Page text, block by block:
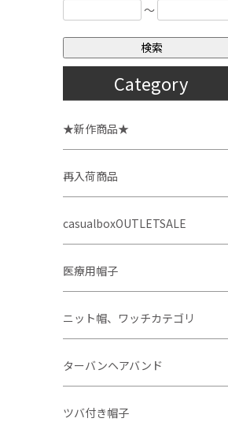
～
検索
Category
★新作商品★
再入荷商品
casualboxOUTLETSALE
医療用帽子
ニット帽、ワッチカテゴリ
ターバンヘアバンド
ツバ付き帽子